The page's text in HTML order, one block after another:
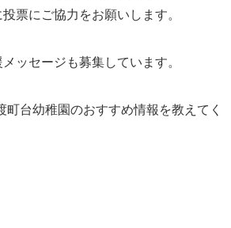
票にご協力をお願いします。
ッセージも募集しています。
町台幼稚園のおすすめ情報を教えてく